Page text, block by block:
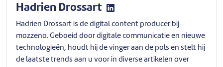
Hadrien Drossart
Hadrien Drossart is de digital content producer bij
mozzeno. Geboeid door digitale communicatie en nieuwe
technologieën, houdt hij de vinger aan de pols en stelt hij
de laatste trends aan u voor in diverse artikelen over